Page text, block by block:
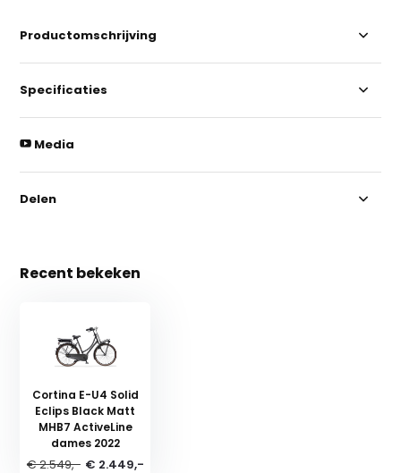
Productomschrijving
Specificaties
Media
Delen
Recent bekeken
Cortina E-U4 Solid
Eclips Black Matt
MHB7 ActiveLine
dames 2022
€ 2.549,- € 2.449,-